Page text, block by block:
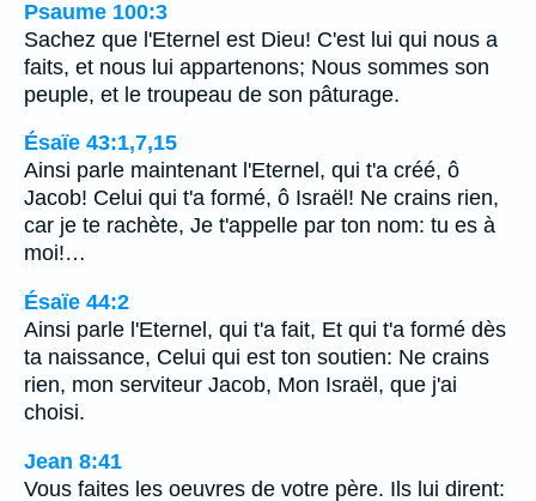
Psaume 100:3
Sachez que l'Eternel est Dieu! C'est lui qui nous a
faits, et nous lui appartenons; Nous sommes son
peuple, et le troupeau de son pâturage.
Ésaïe 43:1,7,15
Ainsi parle maintenant l'Eternel, qui t'a créé, ô
Jacob! Celui qui t'a formé, ô Israël! Ne crains rien,
car je te rachète, Je t'appelle par ton nom: tu es à
moi!…
Ésaïe 44:2
Ainsi parle l'Eternel, qui t'a fait, Et qui t'a formé dès
ta naissance, Celui qui est ton soutien: Ne crains
rien, mon serviteur Jacob, Mon Israël, que j'ai
choisi.
Jean 8:41
Vous faites les oeuvres de votre père. Ils lui dirent: